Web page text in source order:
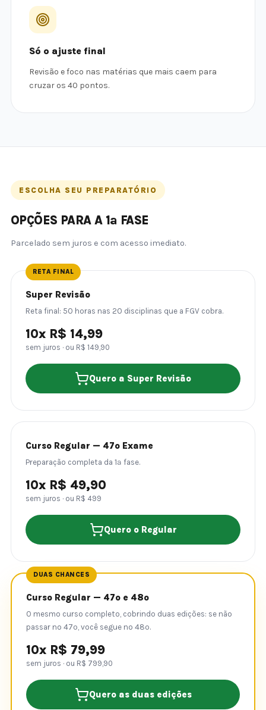
Só o ajuste final
Revisão e foco nas matérias que mais caem para
cruzar os 40 pontos.
ESCOLHA SEU PREPARATÓRIO
OPÇÕES PARA A 1ª FASE
Parcelado sem juros e com acesso imediato.
RETA FINAL
Super Revisão
Reta final: 50 horas nas 20 disciplinas que a FGV cobra.
10x R$ 14,99
sem juros · ou R$ 149,90
Quero a Super Revisão
Curso Regular — 47º Exame
Preparação completa da 1ª fase.
10x R$ 49,90
sem juros · ou R$ 499
Quero o Regular
DUAS CHANCES
Curso Regular — 47º e 48º
O mesmo curso completo, cobrindo duas edições: se não
passar no 47º, você segue no 48º.
10x R$ 79,99
sem juros · ou R$ 799,90
Quero as duas edições